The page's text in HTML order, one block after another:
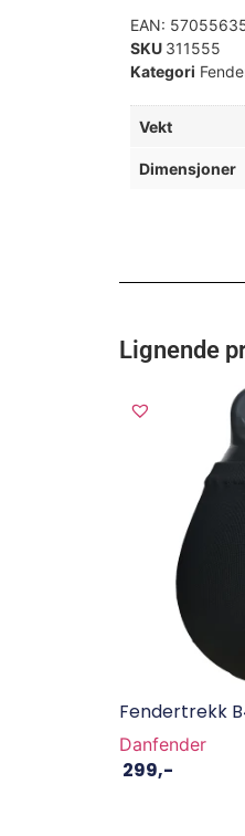
EAN:
SKU 311555
Kategori
Vekt
Dimensjoner
Lignende
Fendertrekk
Danfender
299,-